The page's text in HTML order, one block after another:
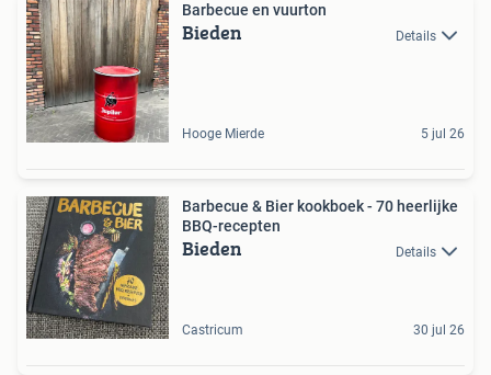
Barbecue en vuurton
Bieden Details
Hooge Mierde 5 jul 26
Barbecue & Bier kookboek - 70 heerlijke
BBQ-recepten
Bieden Details
Castricum 30 jul 26